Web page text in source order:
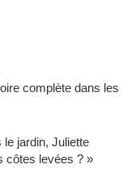
complète dans les
le jardin, Juliette
côtes levées ? »